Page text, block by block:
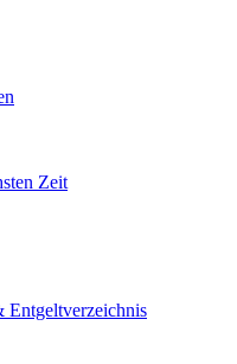
Zeit
Entgeltverzeichnis